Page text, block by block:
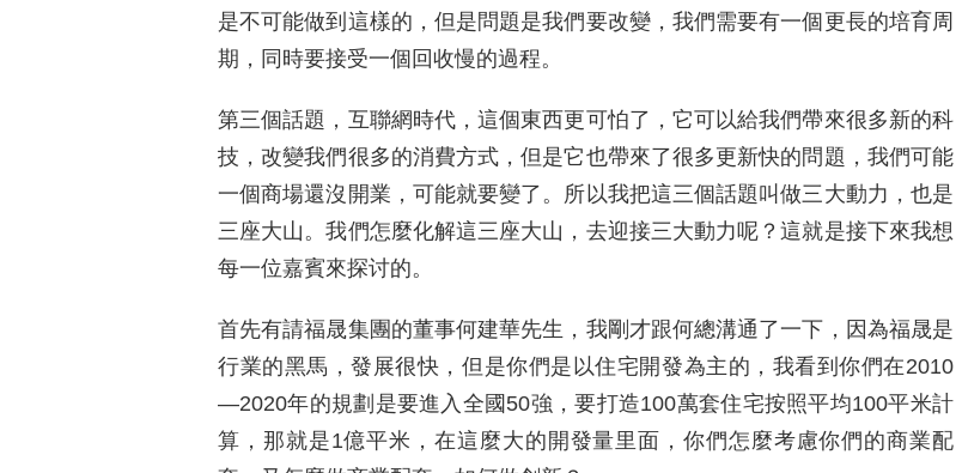
是不可能做到這樣的，但是問題是我們要改變，我們需要有一個更長的培育周
期，同時要接受一個回收慢的過程。
第三個話題，互聯網時代，這個東西更可怕了，它可以給我們帶來很多新的科
技，改變我們很多的消費方式，但是它也帶來了很多更新快的問題，我們可能
一個商場還沒開業，可能就要變了。所以我把這三個話題叫做三大動力，也是
三座大山。我們怎麼化解這三座大山，去迎接三大動力呢？這就是接下來我想
每一位嘉賓來探讨的。
首先有請福晟集團的董事何建華先生，我剛才跟何總溝通了一下，因為福晟是
行業的黑馬，發展很快，但是你們是以住宅開發為主的，我看到你們在2010
—2020年的規劃是要進入全國50強，要打造100萬套住宅按照平均100平米計
算，那就是1億平米，在這麼大的開發量里面，你們怎麼考慮你們的商業配